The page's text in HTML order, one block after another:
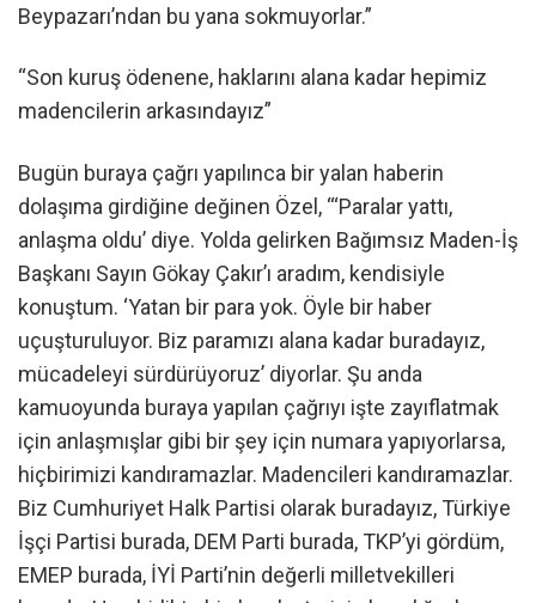
Beypazarı’ndan bu yana sokmuyorlar.”
“Son kuruş ödenene, haklarını alana kadar hepimiz
madencilerin arkasındayız”
Bugün buraya çağrı yapılınca bir yalan haberin
dolaşıma girdiğine değinen Özel, “‘Paralar yattı,
anlaşma oldu’ diye. Yolda gelirken Bağımsız Maden-İş
Başkanı Sayın Gökay Çakır’ı aradım, kendisiyle
konuştum. ‘Yatan bir para yok. Öyle bir haber
uçuşturuluyor. Biz paramızı alana kadar buradayız,
mücadeleyi sürdürüyoruz’ diyorlar. Şu anda
kamuoyunda buraya yapılan çağrıyı işte zayıflatmak
için anlaşmışlar gibi bir şey için numara yapıyorlarsa,
hiçbirimizi kandıramazlar. Madencileri kandıramazlar.
Biz Cumhuriyet Halk Partisi olarak buradayız, Türkiye
İşçi Partisi burada, DEM Parti burada, TKP’yi gördüm,
EMEP burada, İYİ Parti’nin değerli milletvekilleri